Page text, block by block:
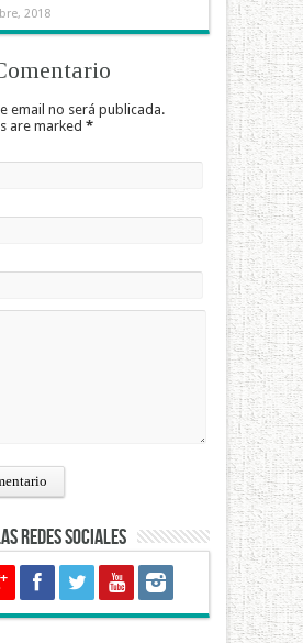
2018
email no será publicada.
are marked *
redes sociales